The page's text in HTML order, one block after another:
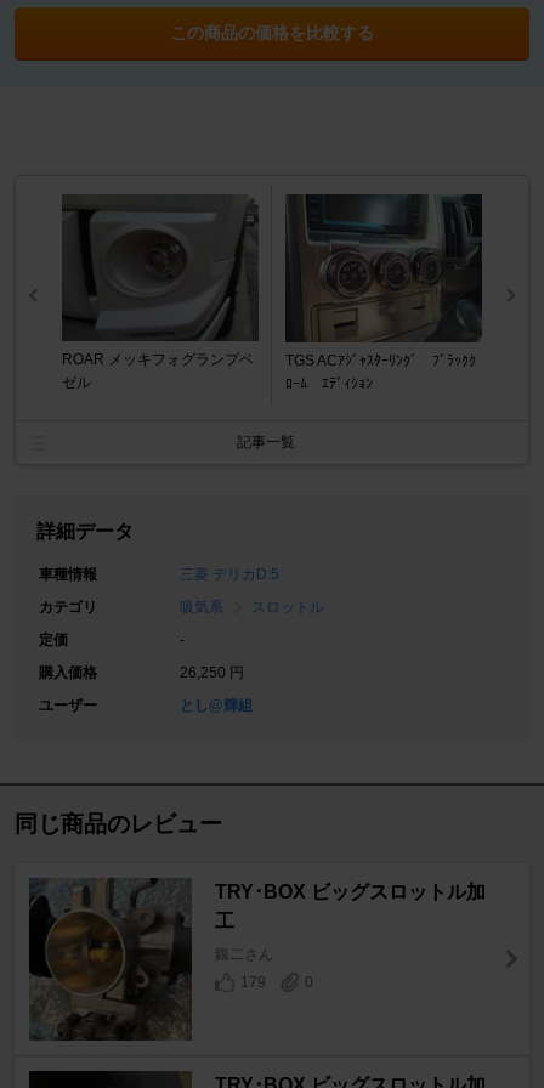
この商品の価格を比較する
ROAR メッキフォグランプベ
ゼル
TGS ACｱｼﾞｬｽﾀｰﾘﾝｸﾞ ﾌﾞﾗｯｸｸ
ﾛｰﾑ ｴﾃﾞｨｼｮﾝ
記事一覧
詳細データ
車種情報
三菱 デリカD:5
カテゴリ
吸気系
スロットル
定価
-
購入価格
26,250 円
ユーザー
とし@輝組
同じ商品のレビュー
TRY･BOX ビッグスロットル加
工
銀二さん
179
0